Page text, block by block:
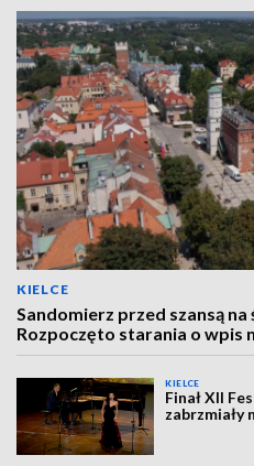
KIELCE
Sandomierz przed szansą
Rozpoczęto starania o wpis
KIELCE
Finał XII
zabrzmiały